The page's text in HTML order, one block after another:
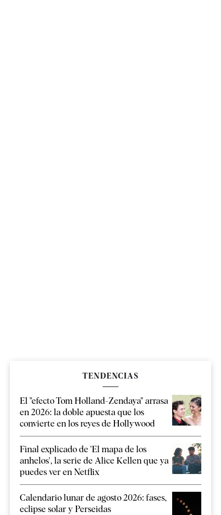
TENDENCIAS
El "efecto Tom Holland-Zendaya" arrasa
en 2026: la doble apuesta que los
convierte en los reyes de Hollywood
Final explicado de 'El mapa de los
anhelos', la serie de Alice Kellen que ya
puedes ver en Netflix
Calendario lunar de agosto 2026: fases,
eclipse solar y Perseidas